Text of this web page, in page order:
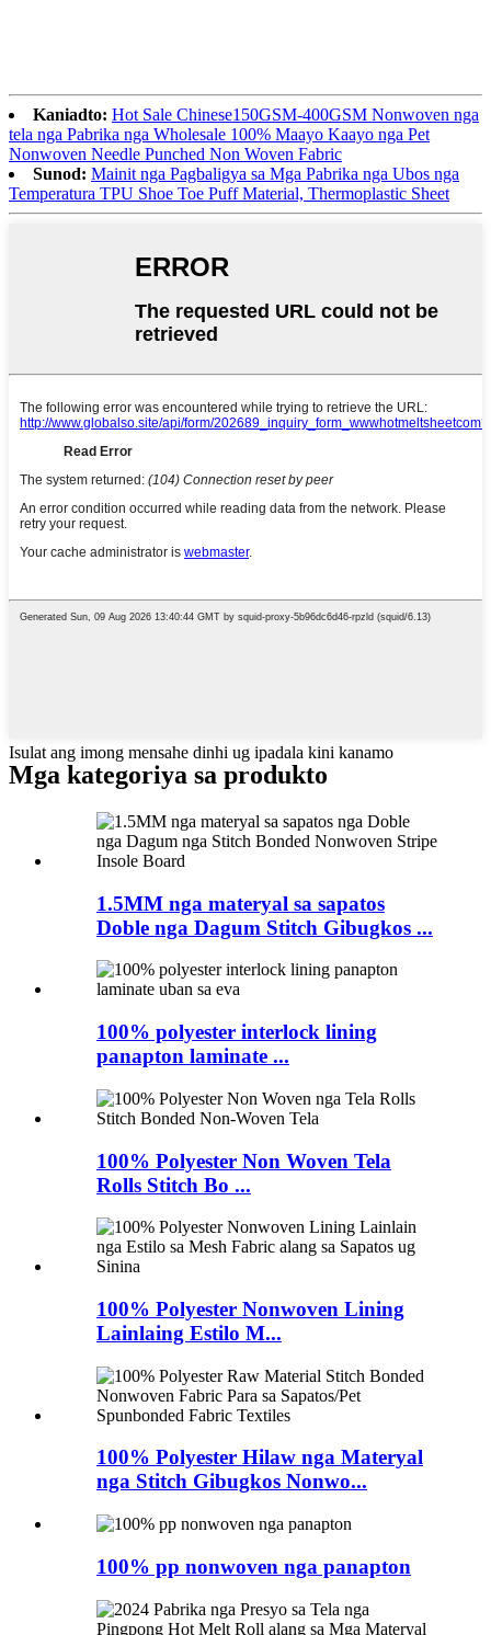
Kaniadto: Hot Sale Chinese150GSM-400GSM Nonwoven nga
tela nga Pabrika nga Wholesale 100% Maayo Kaayo nga Pet
Nonwoven Needle Punched Non Woven Fabric
Sunod: Mainit nga Pagbaligya sa Mga Pabrika nga Ubos nga
Temperatura TPU Shoe Toe Puff Material, Thermoplastic Sheet
Isulat ang imong mensahe dinhi ug ipadala kini kanamo
Mga kategoriya sa produkto
1.5MM nga materyal sa sapatos
Doble nga Dagum Stitch Gibugkos ...
100% polyester interlock lining
panapton laminate ...
100% Polyester Non Woven Tela
Rolls Stitch Bo ...
100% Polyester Nonwoven Lining
Lainlaing Estilo M...
100% Polyester Hilaw nga Materyal
nga Stitch Gibugkos Nonwo...
100% pp nonwoven nga panapton